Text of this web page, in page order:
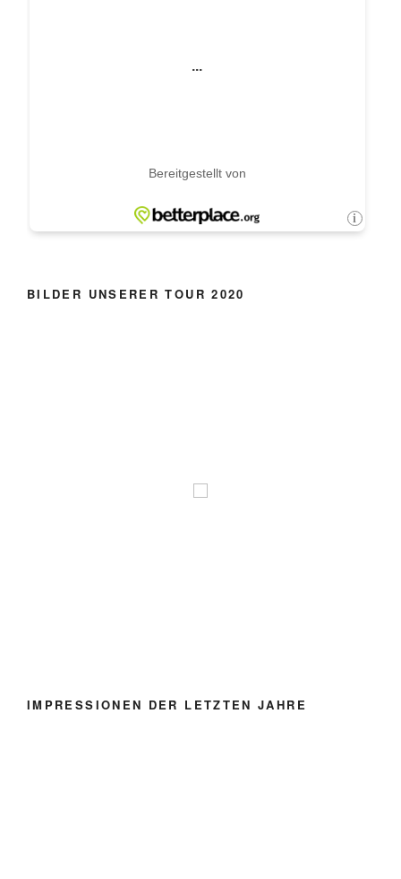
BILDER UNSERER TOUR 2020
IMPRESSIONEN DER LETZTEN JAHRE